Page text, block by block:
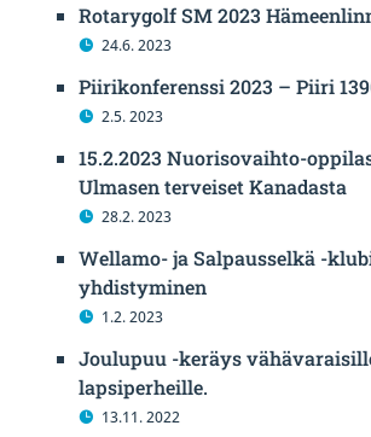
Rotarygolf SM 2023
24.6. 2023
Piirikonferenssi 2023 – Piiri
2.5. 2023
15.2.2023 Nuorisovaihto-
Ulmasen terveiset Kanadasta
28.2. 2023
Wellamo- ja Salpausselkä -
yhdistyminen
1.2. 2023
Joulupuu -keräys
lapsiperheille.
13.11. 2022